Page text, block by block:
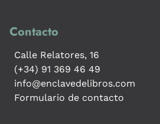
Contacto
Calle Relatores, 16
(+34) 91 369 46 49
info@enclavedelibros.com
Formulario de contacto